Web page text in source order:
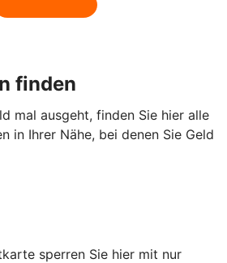
finden
mal ausgeht, finden Sie hier alle
in Ihrer Nähe, bei denen Sie Geld
sperren Sie hier mit nur